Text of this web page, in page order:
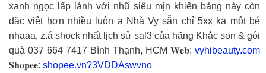
xanh ngọc lấp lánh với nhũ siêu mịn khiên bảng này còn
đặc việt hơn nhiều luôn ạ Nhà Vy sẵn chỉ 5xx ka một bé
nhaaa, z.á shock nhất lịch sử sal3 của hãng Khắc son & gói
quà 037 664 7417 Bình Thạnh, HCM 𝐖𝐞𝐛: vyhibeauty.com
𝐒𝐡𝐨𝐩𝐞𝐞: shopee.vn?3VDDAswvno